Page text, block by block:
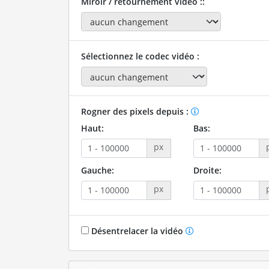
Sélectionnez le codec vidéo :
Rogner des pixels depuis :
Haut:
px
Bas:
Gauche:
px
Droite:
Désentrelacer la vidéo